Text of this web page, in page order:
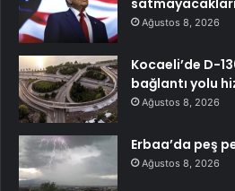
Ağustos 8, 2026
Kocaeli’de D-
bağlantı yolu
Ağustos 8, 2026
Erbaa’da peş
Ağustos 8, 2026